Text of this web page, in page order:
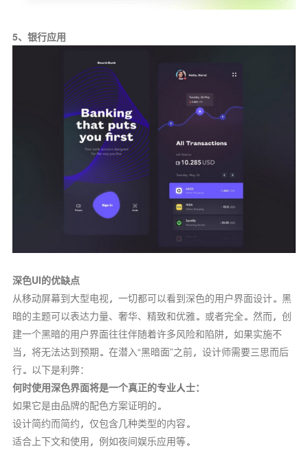
5、银行应用
深色UI的优缺点
从移动屏幕到大型电视，一切都可以看到深色的用户界面设计。黑
暗的主题可以表达力量、奢华、精致和优雅。或者完全。然而，创
建一个黑暗的用户界面往往伴随着许多风险和陷阱，如果实施不
当，将无法达到预期。在潜入“黑暗面”之前，设计师需要三思而后
行。以下是利弊：
何时使用深色界面将是一个真正的专业人士：
如果它是由品牌的配色方案证明的。
设计简约而简约，仅包含几种类型的内容。
适合上下文和使用，例如夜间娱乐应用等。